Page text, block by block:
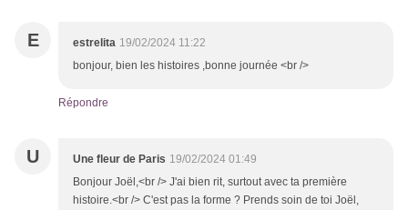
E estrelita 19/02/2024 11:22
bonjour, bien les histoires ,bonne journée <br />
Répondre
U Une fleur de Paris 19/02/2024 01:49
Bonjour Joël,<br /> J'ai bien rit, surtout avec ta première
histoire.<br /> C'est pas la forme ? Prends soin de toi Joël,